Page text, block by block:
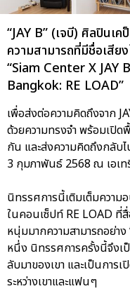
“JAY B” (เจบี) ศิลปินเ
ความสามารถที่มีชื่อเสีย
“Siam Center X JAY
Bangkok: RE LOAD”
เพื่อส่งต่อความคิดถึงจาก
ด้วยความทรงจำ พร้อมเปิ
กัน และส่งความคิดถึงกลับ
3 กุมภาพันธ์ 2568 ณ เอเท
นิทรรศการนี้เติมเต็มความ
ในคอนเซ็ปท์ RE LOAD
หนุ่มมากความสามารถอย่าง
หนึ่ง นิทรรศการครั้งนี้จึง
ลับมาของเขา และเป็นการ
ระหว่างเขาและแฟนๆ